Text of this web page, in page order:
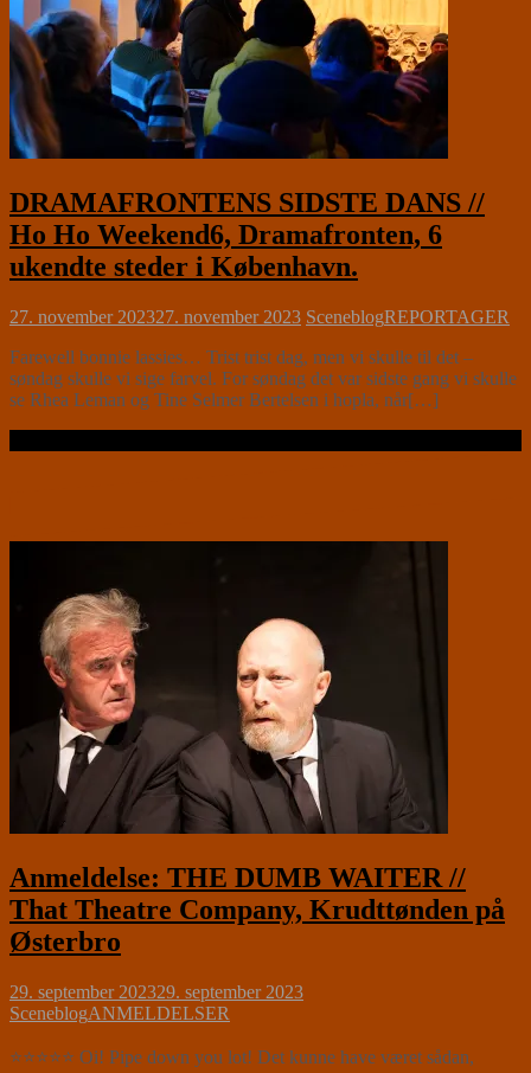
DRAMAFRONTENS SIDSTE DANS //
Ho Ho Weekend6, Dramafronten, 6
ukendte steder i København.
27. november 202327. november 2023 SceneblogREPORTAGER
Farewell bonnie lassies… Trist trist dag, men vi skulle til det –
søndag skulle vi sige farvel. For søndag det var sidste gang vi skulle
se Rhea Leman og Tine Selmer Bertelsen i hopla, når[…]
Anmeldelse: THE DUMB WAITER //
That Theatre Company, Krudttønden på
Østerbro
29. september 202329. september 2023
SceneblogANMELDELSER
⭐⭐⭐⭐⭐ Oi! Pipe down you lot! Det kunne have været sådan,